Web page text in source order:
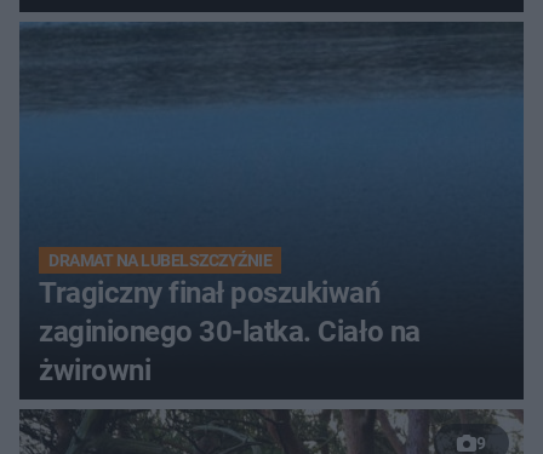
DRAMAT NA LUBELSZCZYŹNIE
Tragiczny finał poszukiwań
zaginionego 30-latka. Ciało na
żwirowni
9